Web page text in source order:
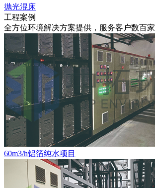
抛光混床
工程案例
全方位环境解决方案提供，服务客户数百家
60m3/h铝箔纯水项目